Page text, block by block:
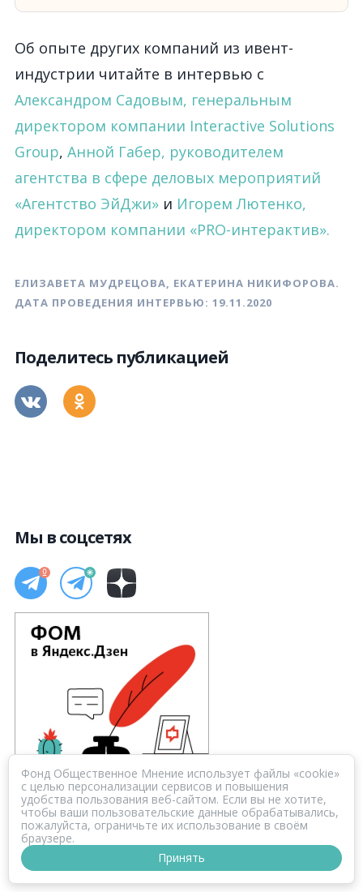
Фонд Общественное Мнение использует файлы «cookie»
с целью персонализации сервисов и повышения
удобства пользования веб-сайтом. Если вы не хотите,
чтобы ваши пользовательские данные обрабатывались,
пожалуйста, ограничьте их использование в своём
браузере.
Принять
Об опыте других компаний из ивент-
индустрии читайте в интервью с
Александром Садовым, генеральным
директором компании Interactive Solutions
Group, Анной Габер, руководителем
агентства в сфере деловых мероприятий
«Агентство ЭйДжи» и Игорем Лютенко,
директором компании «PRO-интерактив».
ЕЛИЗАВЕТА МУДРЕЦОВА, ЕКАТЕРИНА НИКИФОРОВА.
ДАТА ПРОВЕДЕНИЯ ИНТЕРВЬЮ: 19.11.2020
Поделитесь публикацией
Мы в соцсетях